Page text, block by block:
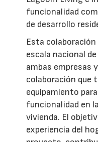
funcionalidad
de desarrollo
Esta
escala nacional
ambas empresas
colaboración que
equipamiento
funcionalidad en
vivienda. El
experiencia del